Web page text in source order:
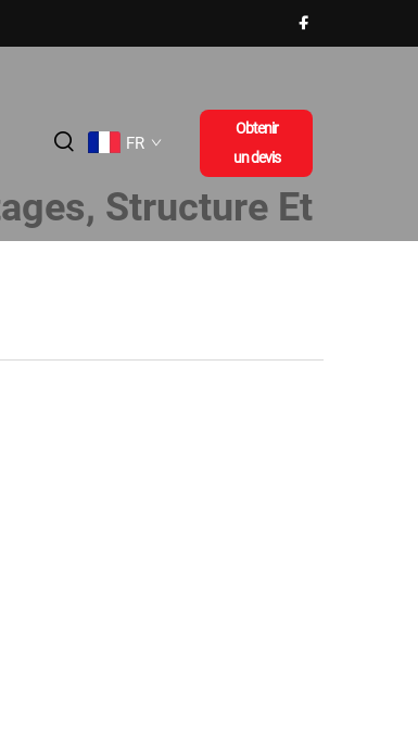
FR
Obtenir
un devis
Structure Et